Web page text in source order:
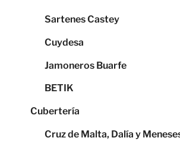
Sartenes Castey
Cuydesa
Jamoneros Buarfe
BETIK
Cubertería
Cruz de Malta, Dalía y